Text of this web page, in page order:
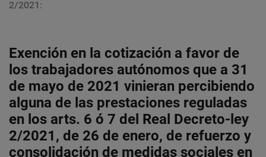
2/2021:
Exención en la cotización a favor de
los trabajadores autónomos que a 31
de mayo de 2021 vinieran percibiendo
alguna de las prestaciones reguladas
en los arts. 6 ó 7 del Real Decreto-ley
2/2021, de 26 de enero, de refuerzo y
consolidación de medidas sociales en